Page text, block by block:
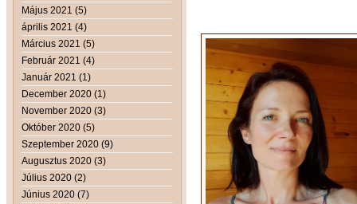
Május 2021 (5)
április 2021 (4)
Március 2021 (5)
Február 2021 (4)
Január 2021 (1)
December 2020 (1)
November 2020 (3)
Október 2020 (5)
Szeptember 2020 (9)
Augusztus 2020 (3)
Július 2020 (2)
Június 2020 (7)